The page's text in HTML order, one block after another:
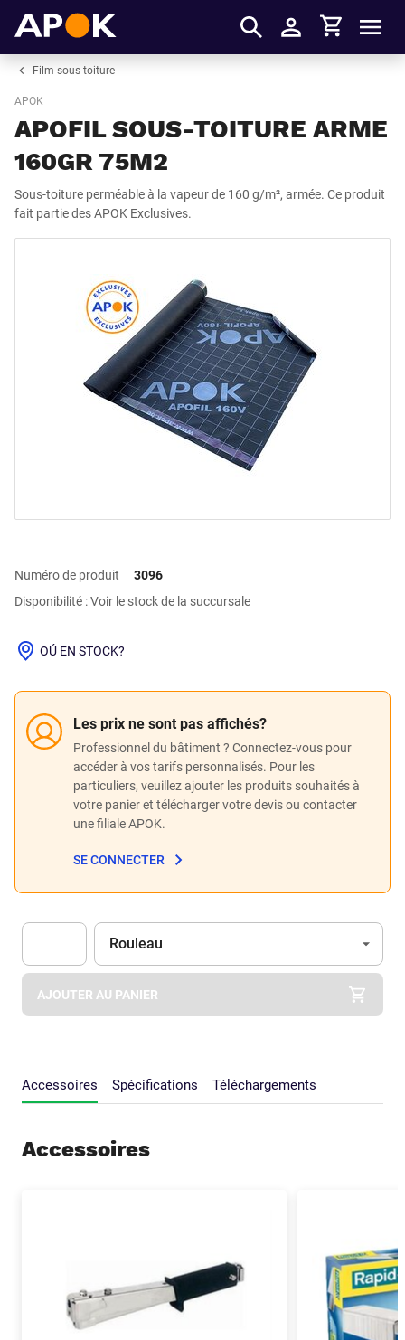
S'identifier
Panier
Film sous-toiture
APOK
APOFIL SOUS-TOITURE ARME
160GR 75M2
Sous-toiture perméable à la vapeur de 160 g/m², armée. Ce produit
fait partie des APOK Exclusives.
Numéro de produit
3096
Disponibilité : Voir le stock de la succursale
Les prix ne sont pas affichés?
Professionnel du bâtiment ? Connectez-vous pour
accéder à vos tarifs personnalisés. Pour les
particuliers, veuillez ajouter les produits souhaités à
votre panier et télécharger votre devis ou contacter
une filiale APOK.
SE CONNECTER
OÚ EN STOCK?
Apok.Product.Detail.AddToCart.Quantity (Optionnel)
Unité
Rouleau
AJOUTER AU PANIER
Accessoires Spécifications Téléchargements
Accessoires